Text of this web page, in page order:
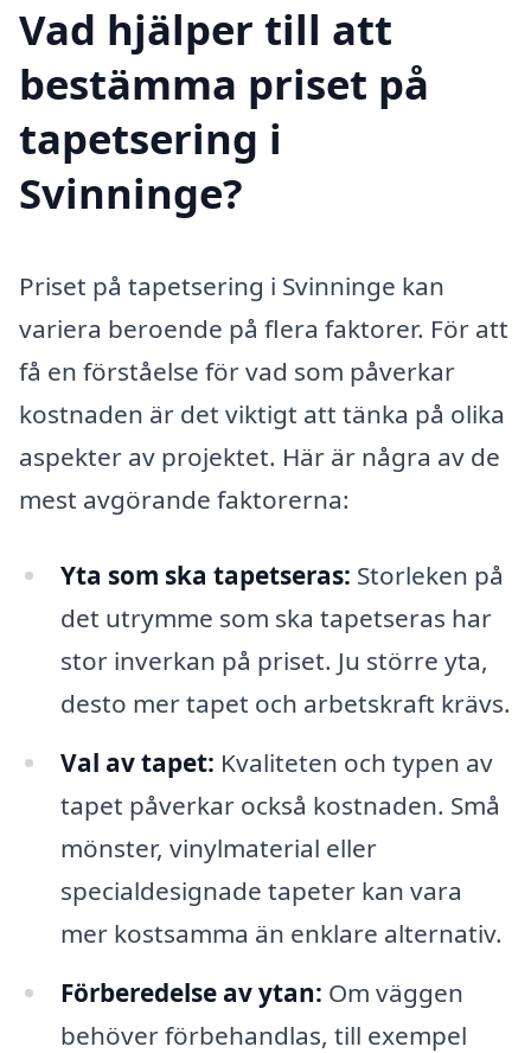
Vad hjälper till att
bestämma priset på
tapetsering i
Svinninge?
Priset på tapetsering i Svinninge kan
variera beroende på flera faktorer. För att
få en förståelse för vad som påverkar
kostnaden är det viktigt att tänka på olika
aspekter av projektet. Här är några av de
mest avgörande faktorerna:
Yta som ska tapetseras: Storleken på
det utrymme som ska tapetseras har
stor inverkan på priset. Ju större yta,
desto mer tapet och arbetskraft krävs.
Val av tapet: Kvaliteten och typen av
tapet påverkar också kostnaden. Små
mönster, vinylmaterial eller
specialdesignade tapeter kan vara
mer kostsamma än enklare alternativ.
Förberedelse av ytan: Om väggen
behöver förbehandlas, till exempel